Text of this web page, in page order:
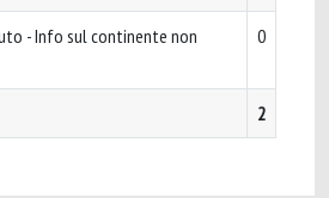
- Info sul continente non
0
2